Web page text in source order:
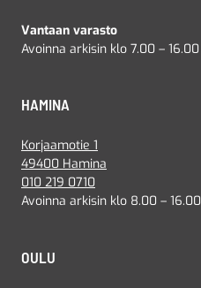
Vantaan varasto
Avoinna arkisin klo 7.00 – 16.00
HAMINA
Korjaamotie 1
49400 Hamina
010 219 0710
Avoinna arkisin klo 8.00 – 16.00
OULU